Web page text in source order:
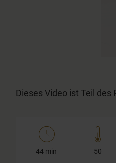
Dieses Video ist Teil des
44 min 50